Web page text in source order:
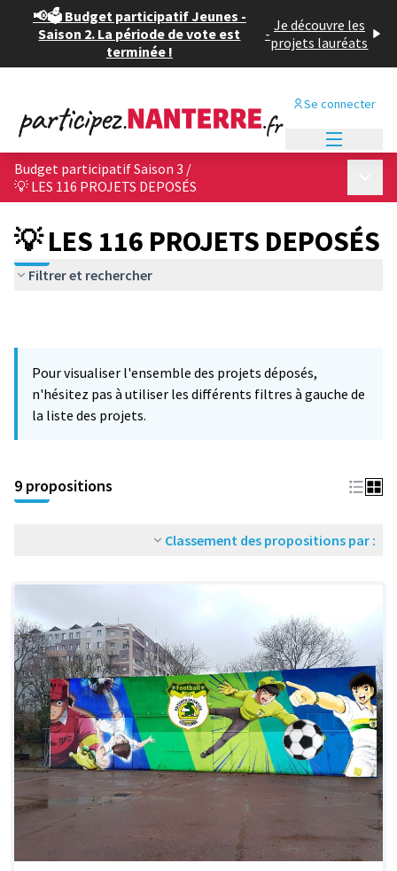
📢🗳️ Budget participatif Jeunes -
Saison 2. La période de vote est
terminée !
- Je découvre les
projets lauréats
Se connecter
Budget participatif Saison 3 /
💡 LES 116 PROJETS DEPOSÉS
💡 LES 116 PROJETS DEPOSÉS
Filtrer et rechercher
Pour visualiser l'ensemble des projets déposés,
n'hésitez pas à utiliser les différents filtres à gauche de
la liste des projets.
9 propositions
Classement des propositions par :